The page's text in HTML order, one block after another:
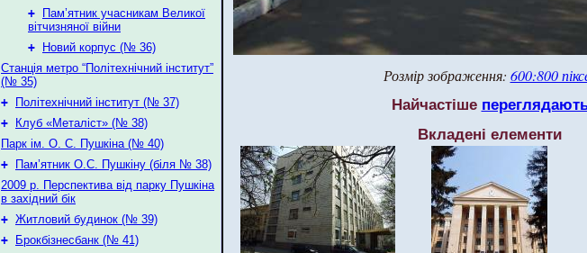
+
Пам’ятник учасникам Великої
вітчизняної війни
+
Новий корпус (№ 36)
Станція метро “Політехнічний інститут”
(№ 35)
+
Політехнічний інститут (№ 37)
+
Клуб «Металіст» (№ 38)
Парк ім. О. С. Пушкіна (№ 40)
+
Пам’ятник О.С. Пушкіну (біля № 38)
2009 р. Перспектива від парку Пушкіна
в західний бік
+ Житловий будинок (№ 39)
+
Брокбізнесбанк (№ 41)
Розмір зображення: 600:800
Найчастіше
Вкладені елементи